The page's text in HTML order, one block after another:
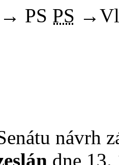
→ PS PS →
návrh
dne 13.